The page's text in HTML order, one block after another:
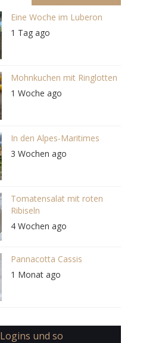
Eine Woche im Luberon
1 Tag ago
Mohnkuchen mit Ringlotten
1 Woche ago
In den Alpes-Maritimes
3 Wochen ago
Tomatensalat mit roten
Ribiseln
4 Wochen ago
Pannacotta Cassis
1 Monat ago
Logins und so